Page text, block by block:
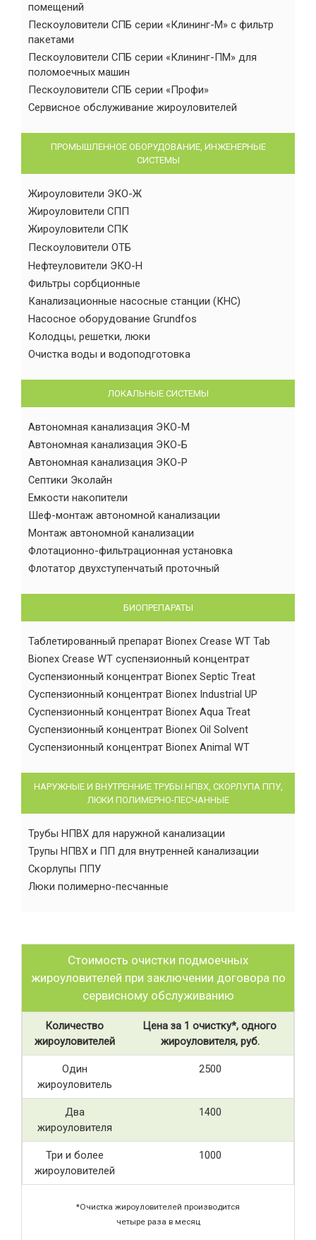
помещений
Пескоуловители СПБ серии «Клининг-М» с фильтр
пакетами
Пескоуловители СПБ серии «Клининг-ПМ» для
поломоечных машин
Пескоуловители СПБ серии «Профи»
Сервисное обслуживание жироуловителей
ПРОМЫШЛЕННОЕ ОБОРУДОВАНИЕ, ИНЖЕНЕРНЫЕ
СИСТЕМЫ
Жироуловители ЭКО-Ж
Жироуловители СПП
Жироуловители СПК
Пескоуловители ОТБ
Нефтеуловители ЭКО-Н
Фильтры сорбционные
Канализационные насосные станции (КНС)
Насосное оборудование Grundfos
Колодцы, решетки, люки
Очистка воды и водоподготовка
ЛОКАЛЬНЫЕ СИСТЕМЫ
Автономная канализация ЭКО-М
Автономная канализация ЭКО-Б
Автономная канализация ЭКО-Р
Септики Эколайн
Емкости накопители
Шеф-монтаж автономной канализации
Монтаж автономной канализации
Флотационно-фильтрационная установка
Флотатор двухступенчатый проточный
БИОПРЕПАРАТЫ
Таблетированный препарат Bionex Crease WT Tab
Bionex Crease WT суспензионный концентрат
Суспензионный концентрат Bionex Septic Treat
Суспензионный концентрат Bionex Industrial UP
Суспензионный концентрат Bionex Aqua Treat
Суспензионный концентрат Bionex Oil Solvent
Суспензионный концентрат Bionex Animal WT
НАРУЖНЫЕ И ВНУТРЕННИЕ ТРУБЫ НПВХ, СКОРЛУПА ППУ,
ЛЮКИ ПОЛИМЕРНО-ПЕСЧАННЫЕ
Трубы НПВХ для наружной канализации
Трупы НПВХ и ПП для внутренней канализации
Скорлупы ППУ
Люки полимерно-песчанные
Стоимость очистки подмоечных
жироуловителей при заключении договора по
сервисному обслуживанию
Количество
жироуловителей
Цена за 1 очистку*, одного
жироуловителя, руб.
Один
жироуловитель
2500
Два
жироуловителя
1400
Три и более
жироуловителей
1000
*Очистка жироуловителей производится
четыре раза в месяц